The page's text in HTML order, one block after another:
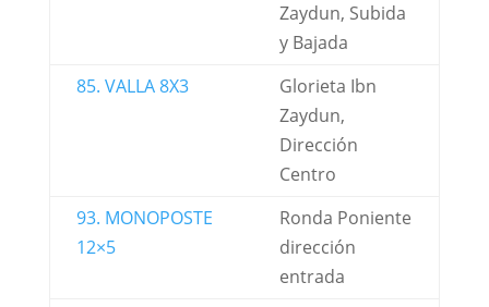
Zaydun, Subida
y Bajada
85. VALLA 8X3
Glorieta Ibn
Zaydun,
Dirección
Centro
93. MONOPOSTE
12×5
Ronda Poniente
dirección
entrada